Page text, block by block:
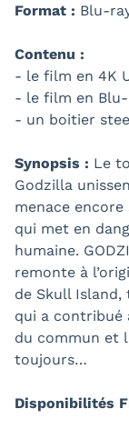
Format : Blu-
Contenu :
- le film en 4K
- le film en
- un boitier
Synopsis : Le
Godzilla
menace
qui met en
humaine.
remonte à
de Skull
qui a contribué
du commun et
toujours…
Disponibilités